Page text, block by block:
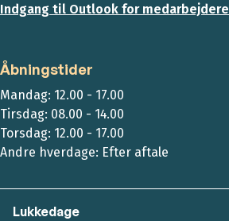
Indgang til Outlook for medarbejdere
Åbningstider
Mandag: 12.00 - 17.00
Tirsdag: 08.00 - 14.00
Torsdag: 12.00 - 17.00
Andre hverdage: Efter aftale
Lukkedage